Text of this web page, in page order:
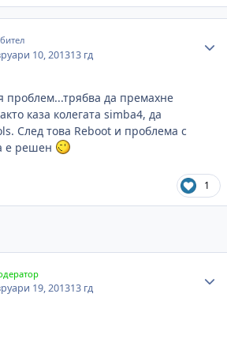
10, 201313 гд
да премахне
каза колегата simba4, да
След това Reboot и проблема с
е решен
1
19, 201313 гд